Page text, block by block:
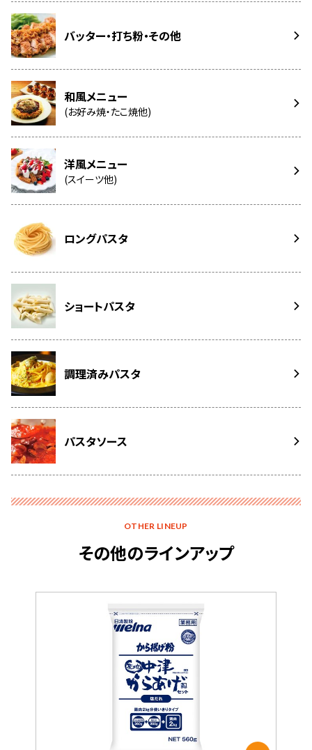
バッター・打ち粉・その他
和風メニュー
(お好み焼・たこ焼他)
洋風メニュー
(スイーツ他)
ロングパスタ
ショートパスタ
調理済みパスタ
パスタソース
OTHER LINEUP
その他のラインアップ